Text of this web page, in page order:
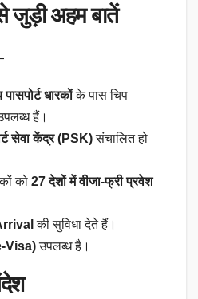
से जुड़ी अहम बातें
धारकोंके पास चिप
हैं।
सेवा केंद्र (PSK)संचालित हो
को 27 देशों में वीजा-फ्री प्रवेश
की सुविधा देते हैं।
Visa)उपलब्ध है।